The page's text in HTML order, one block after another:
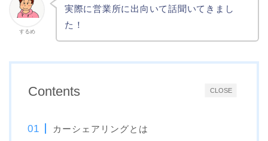
するめ
実際に営業所に出向いて話聞いてきまし
た！
CLOSE
Contents
カーシェアリングとは